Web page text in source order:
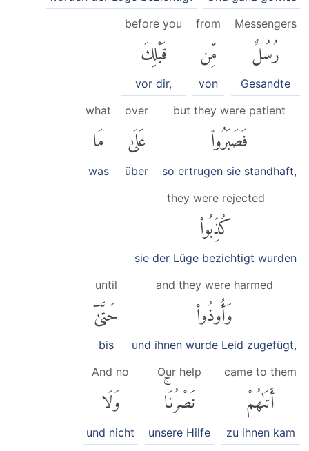
Messengers
رُسُلٌ
Gesandte
from
مِّن
von
before you
قَبْلِكَ
vor dir,
but they were patient
فَصَبَرُوا۟
so ertrugen sie standhaft,
over
عَلَىٰ
über
what
مَا
was
they were rejected
كُذِّبُوا۟
sie der Lüge bezichtigt wurden
and they were harmed
وَأُوذُوا۟
und ihnen wurde Leid zugefügt,
until
حَتَّىٰٓ
bis
came to them
أَتَىٰهُمْ
zu ihnen kam
Our help
نَصْرُنَاۚ
unsere Hilfe
And no
وَلَا
und nicht